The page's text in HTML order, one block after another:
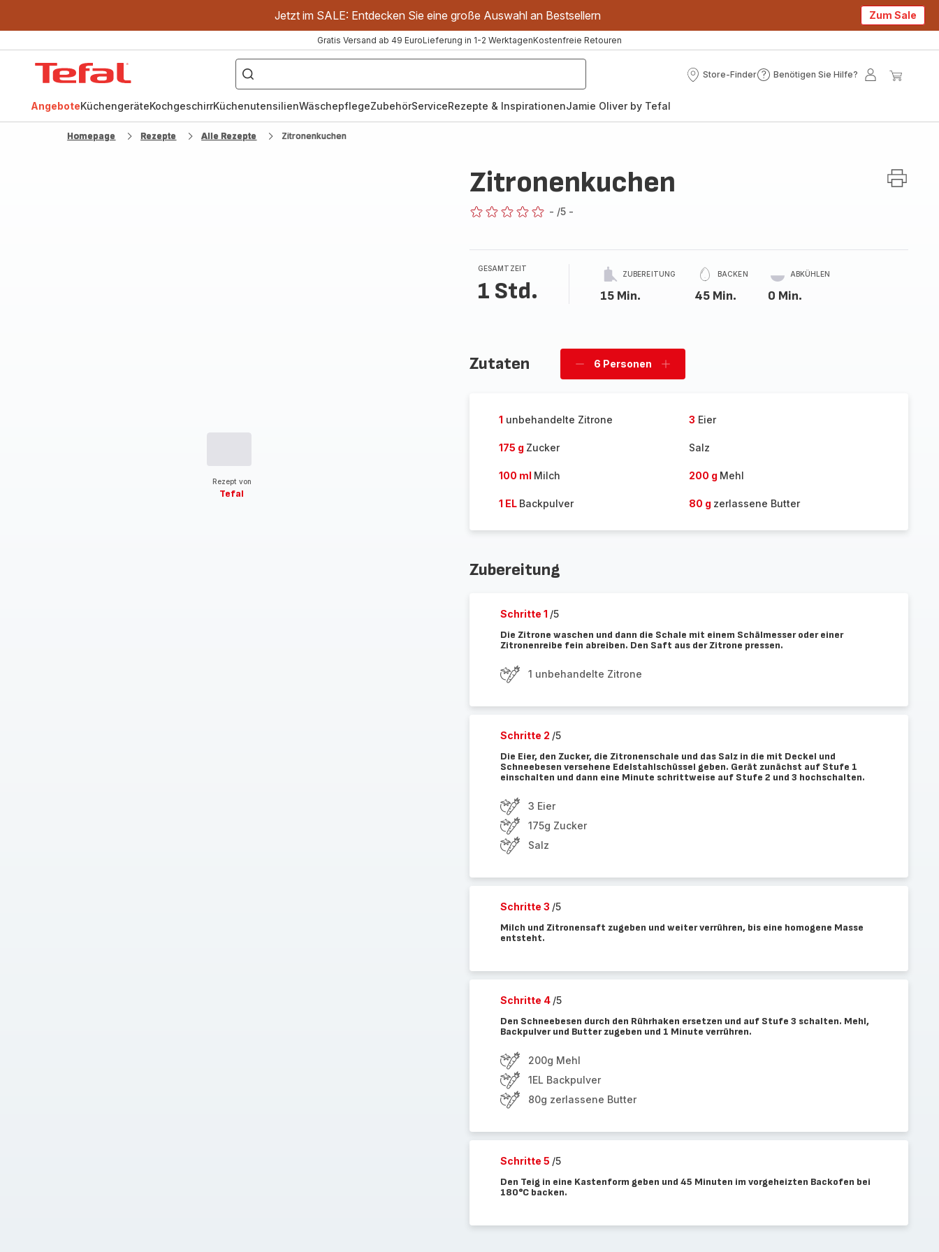
Jetzt im SALE: Entdecken Sie eine große Auswahl an Bestsellern Zum Sale
Gratis Versand ab 49 EuroLieferung in 1-2 WerktagenKostenfreie Retouren
["OptiGrill","Easy
Fry","Pfanne"]
Store-Finder
Store-
Benötigen Sie Hilfe?
Benötigen
Mein
AngeboteKüchengeräteKochgeschirrKüchenutensilienWäschepflegeZubehörServiceRezepte & InspirationenJamie Oliver by Tefal
Homepage Rezepte Alle Rezepte Zitronenkuchen
Rezept von
Tefal
Zitronenkuchen
- /5 -
GESAMTZEIT
1 Std.
ZUBEREITUNG
15 Min.
BACKEN
45 Min.
ABKÜHLEN
0 Min.
Zutaten
Personen
6 Personen
Personen
1 unbehandelte Zitrone 3 Eier
175 g Zucker Salz
100 ml Milch 200 g Mehl
1 EL Backpulver 80 g zerlassene Butter
Zubereitung
Schritte 1 /5
Die Zitrone waschen und dann die Schale mit einem Schälmesser oder einer
Zitronenreibe fein abreiben. Den Saft aus der Zitrone pressen.
1 unbehandelte Zitrone
Schritte 2 /5
Die Eier, den Zucker, die Zitronenschale und das Salz in die mit Deckel und
Schneebesen versehene Edelstahlschüssel geben. Gerät zunächst auf Stufe 1
einschalten und dann eine Minute schrittweise auf Stufe 2 und 3 hochschalten.
3 Eier
175g Zucker
Salz
Schritte 3 /5
Milch und Zitronensaft zugeben und weiter verrühren, bis eine homogene Masse
entsteht.
Schritte 4 /5
Den Schneebesen durch den Rührhaken ersetzen und auf Stufe 3 schalten. Mehl,
Backpulver und Butter zugeben und 1 Minute verrühren.
200g Mehl
1EL Backpulver
80g zerlassene Butter
Schritte 5 /5
Den Teig in eine Kastenform geben und 45 Minuten im vorgeheizten Backofen bei
180°C backen.